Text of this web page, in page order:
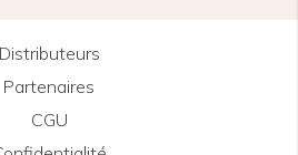
Distributeurs
Partenaires
CGU